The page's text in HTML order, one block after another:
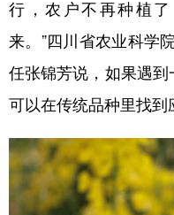
行，农户不再种植
来。”四川省农业科学
任张锦芳说，如果遇到
可以在传统品种里找到